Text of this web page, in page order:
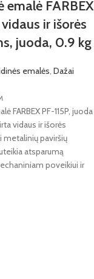
emalė FARBEX
vidaus ir išorės
juoda, 0.9 kg
emalės, Dažai
FARBEX PF-115P,
vidaus ir išorės
metalinių paviršių
atsparumą
poveikiui ir